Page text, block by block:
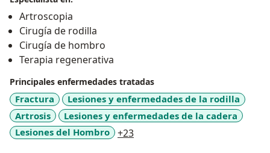
Artroscopia
Cirugía de rodilla
Cirugía de hombro
Terapia regenerativa
Principales enfermedades tratadas
Fractura
Lesiones y enfermedades de la rodilla
Artrosis
Lesiones y enfermedades de la cadera
Lesiones del Hombro
+23a11y_sr_more_diseases